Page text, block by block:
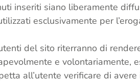
inseriti siano liberamente
esclusivamente per
del sito riterranno di
e
all’utente verificare di